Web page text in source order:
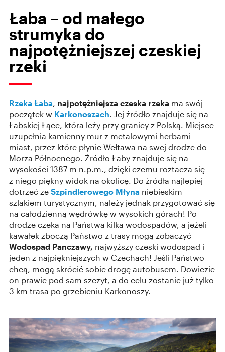
Łaba – od małego
strumyka do
najpotężniejszej czeskiej
rzeki
Rzeka Łaba najpotężniejsza czeska rzeka ma swój
początek w Karkonoszach . Jej źródło znajduje się na
Łabskiej Łące, która leży przy granicy z Polską. Miejsce
uzupełnia kamienny mur z metalowymi herbami
miast, przez które płynie Wełtawa na swej drodze do
Morza Północnego. Źródło Łaby znajduje się na
wysokości 1387 m n.p.m., dzięki czemu roztacza się
z niego piękny widok na okolicę. Do źródła najlepiej
dotrzeć ze Szpindlerowego Młyna niebieskim
szlakiem turystycznym, należy jednak przygotować się
na całodzienną wędrówkę w wysokich górach! Po
drodze czeka na Państwa kilka wodospadów, a jeżeli
kawałek zboczą Państwo z trasy mogą zobaczyć
Wodospad Panczawy, najwyższy czeski wodospad i
jeden z najpiękniejszych w Czechach! Jeśli Państwo
chcą, mogą skrócić sobie drogę autobusem. Dowiezie
on prawie pod sam szczyt, a do celu zostanie już tylko
3 km trasa po grzebieniu Karkonoszy.